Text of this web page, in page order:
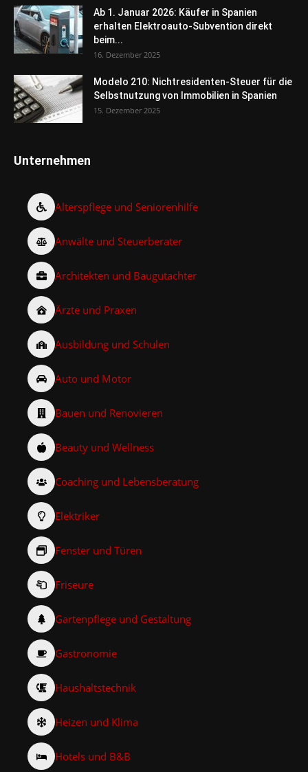
Ab 1. Januar 2026: Käufer in Spanien
erhalten Elektroauto-Subvention direkt
beim...
16. Dezember 2025
Modelo 210: Nichtresidenten-Steuer für die
Selbstnutzung von Immobilien in Spanien
15. Dezember 2025
Unternehmen
Alterspflege und Seniorenhilfe
Anwälte und Steuerberater
Architekten und Baugutachter
Ärzte und Praxen
Ausbildung und Schulen
Auto und Motor
Bauen und Renovieren
Beauty und Wellness
Coaching und Lebensberatung
Elektriker
Fenster und Türen
Friseure
Gartenpflege und Gestaltung
Gastronomie
Haushaltstechnik
Heizen und Klima
Hotels und B&B